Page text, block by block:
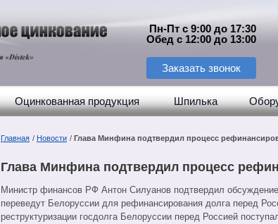
Пн-Пт с 9:00 до 17:30
Обед с 12:00 до 13:00
Заказать звонок
Оцинкованная продукция Шпилька
Главная / Новости / Глава Минфина подтвердил процесс
Глава Минфина подтвердил процесс
Министр финансов РФ Антон Силуанов подтвердил
переведут Белоруссии для рефинансирования долга перед
реструктуризации госдолга Белоруссии перед Россией